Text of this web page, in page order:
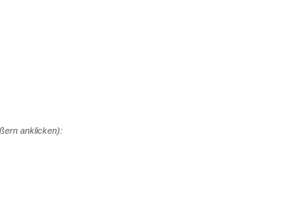
anklicken):